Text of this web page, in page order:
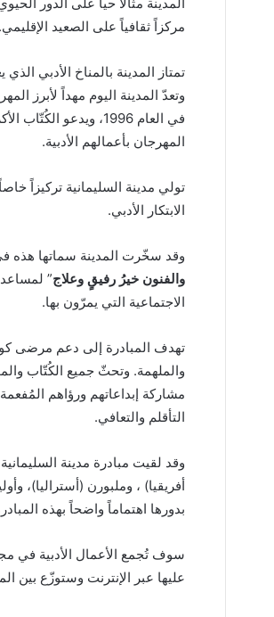
مركزاً ثقافياً على الصعيد الإقليمي.
تمتاز المدينة بالمناخ الأدبي
وتعدّ المدينة اليوم مهداً لأبرز
في العام 1996، ويدعو
المهرجان بأعمالهم الأدبية.
تولي مدينة السليمانية تركيزاً
الابتكار الأدبي.
وقد سخّرت المدينة سماتها هذه
والفنون خيرُ رفيقٍ وعلاج”
الاجتماعية التي يمرّون بها.
والملهمة. وتحثّ جميع الكُتّاب
مشاركة إبداعاتهم ورؤاهم
التأقلم والتعافي.
وقد لقيت مبادرة مدينة
أفريقيا) ، وملبورن (أستراليا)،
بدورها اهتماماً واضحاً بهذه
سوف تُجمع الأعمال الأدبية في
عليها عبر الإنترنت وستوزّع بين